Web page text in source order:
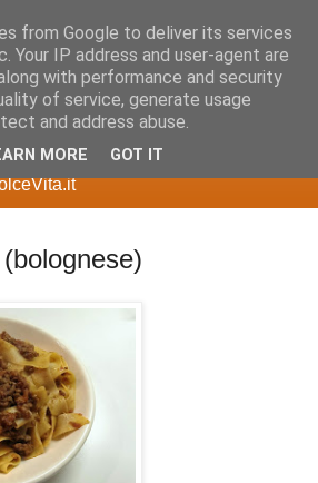
side
more geeky side, posts about
multimedia servers, websites,
other side take a look at
from Google to deliver its services
Your IP address and user-agent are
with performance and security
of service, generate usage
and address abuse.
MORE GOT IT